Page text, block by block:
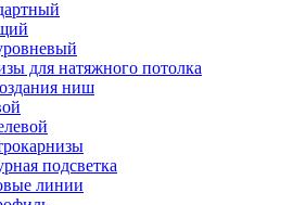
для натяжного потолка
ниш
подсветка
линии